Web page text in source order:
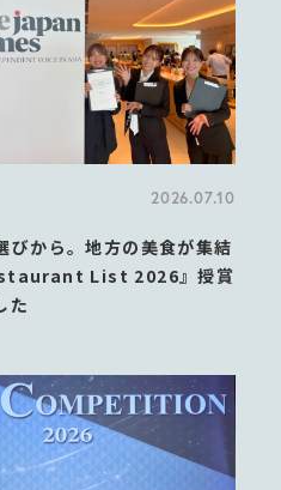
2026.07.10
びから。地方の美食が集結
List 2026』授賞
た